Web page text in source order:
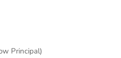
Principal)